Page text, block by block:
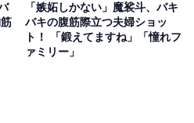
「嫉妬しかない」魔裟斗、バキ
バキの腹筋際立つ夫婦ショッ
ト！ 「鍛えてますね」「憧れフ
ァミリー」